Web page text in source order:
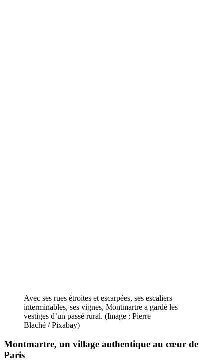
Avec ses rues étroites et escarpées, ses escaliers
interminables, ses vignes, Montmartre a gardé les
vestiges d’un passé rural. (Image : Pierre
Blaché / Pixabay)
Montmartre, un village authentique au cœur de
Paris